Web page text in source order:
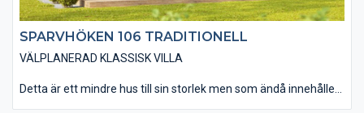
SPARVHÖKEN 106 TRADITIONELL
VÄLPLANERAD KLASSISK VILLA
Detta är ett mindre hus till sin storlek men som ändå innehåller